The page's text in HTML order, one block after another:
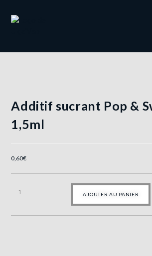
Additif sucrant Pop &
1,5ml
0,60€
AJOUTER AU PANIER